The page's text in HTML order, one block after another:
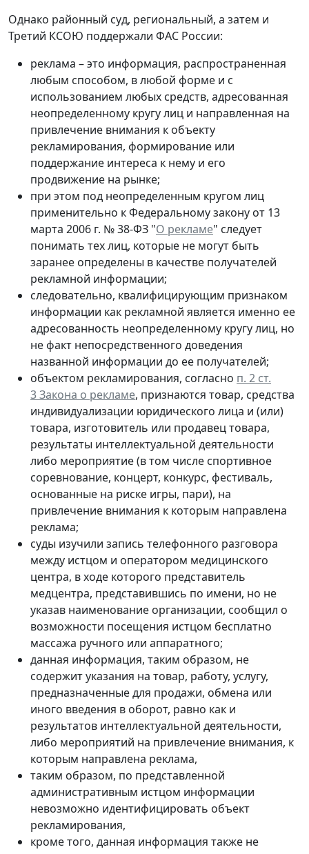
Однако районный суд, региональный, а затем и
Третий КСОЮ поддержали ФАС России:
реклама – это информация, распространенная
любым способом, в любой форме и с
использованием любых средств, адресованная
неопределенному кругу лиц и направленная на
привлечение внимания к объекту
рекламирования, формирование или
поддержание интереса к нему и его
продвижение на рынке;
при этом под неопределенным кругом лиц
применительно к Федеральному закону от 13
марта 2006 г. № 38-ФЗ "О рекламе" следует
понимать тех лиц, которые не могут быть
заранее определены в качестве получателей
рекламной информации;
следовательно, квалифицирующим признаком
информации как рекламной является именно ее
адресованность неопределенному кругу лиц, но
не факт непосредственного доведения
названной информации до ее получателей;
объектом рекламирования, согласно п. 2 ст.
3 Закона о рекламе, признаются товар, средства
индивидуализации юридического лица и (или)
товара, изготовитель или продавец товара,
результаты интеллектуальной деятельности
либо мероприятие (в том числе спортивное
соревнование, концерт, конкурс, фестиваль,
основанные на риске игры, пари), на
привлечение внимания к которым направлена
реклама;
суды изучили запись телефонного разговора
между истцом и оператором медицинского
центра, в ходе которого представитель
медцентра, представившись по имени, но не
указав наименование организации, сообщил о
возможности посещения истцом бесплатно
массажа ручного или аппаратного;
данная информация, таким образом, не
содержит указания на товар, работу, услугу,
предназначенные для продажи, обмена или
иного введения в оборот, равно как и
результатов интеллектуальной деятельности,
либо мероприятий на привлечение внимания, к
которым направлена реклама,
таким образом, по представленной
административным истцом информации
невозможно идентифицировать объект
рекламирования,
кроме того, данная информация также не